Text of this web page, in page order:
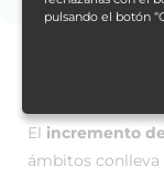
Datos
El incremento
ámbitos conlleva
pulsando el botón